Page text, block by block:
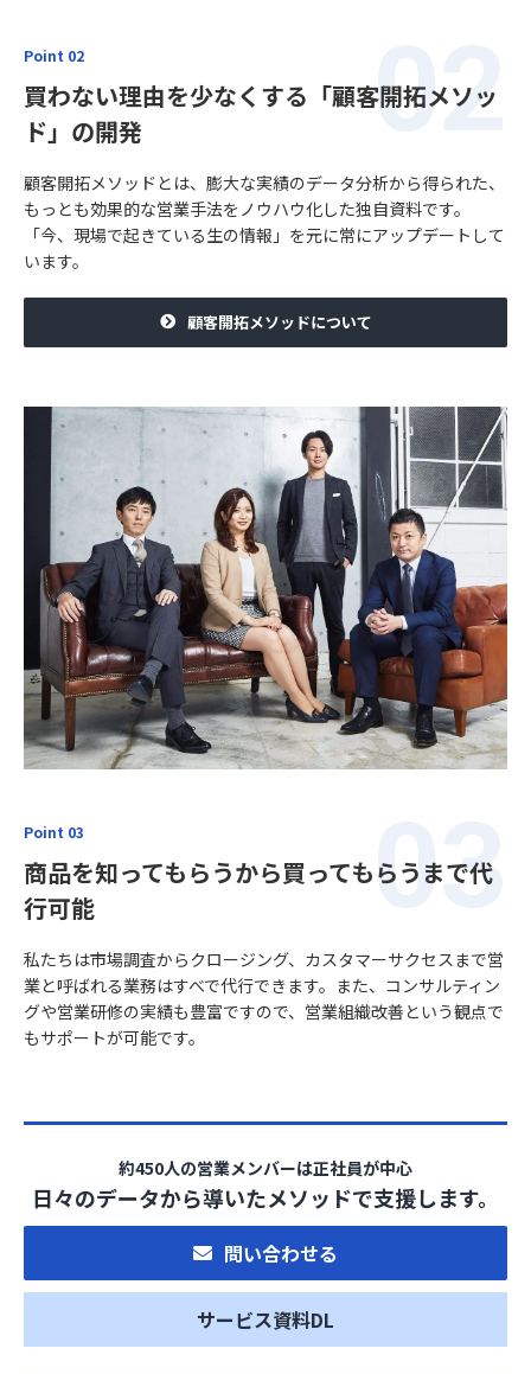
Point 02
買わない理由を少なくする「顧客開拓メソッ
ド」の開発
顧客開拓メソッドとは、膨大な実績のデータ分析から得られた、
もっとも効果的な営業手法をノウハウ化した独自資料です。
「今、現場で起きている生の情報」を元に常にアップデートして
います。
顧客開拓メソッドについて
Point 03
商品を知ってもらうから買ってもらうまで代
行可能
私たちは市場調査からクロージング、カスタマーサクセスまで営
業と呼ばれる業務はすべで代行できます。また、コンサルティン
グや営業研修の実績も豊富ですので、営業組織改善という観点で
もサポートが可能です。
約450人の営業メンバーは正社員が中心
日々のデータから導いたメソッドで支援します。
問い合わせる
サービス資料DL